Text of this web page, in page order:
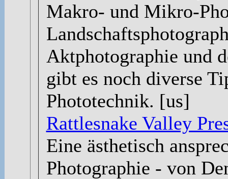
Makro- und Mikro-
Aktphotographie und
gibt es noch diverse
Phototechnik. [us]
Rattlesnake Valley
Eine ästhetisch
Photographie - von